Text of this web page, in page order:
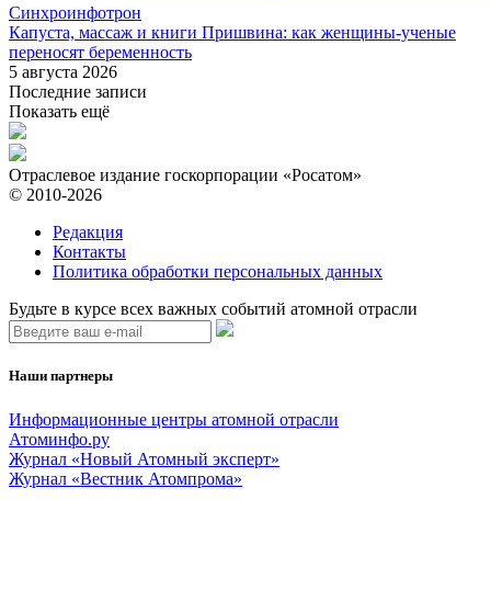
Синхроинфотрон
Капуста, массаж и книги Пришвина: как женщины-ученые
переносят беременность
5 августа 2026
Последние записи
Показать ещё
Отраслевое издание госкорпорации «Росатом»
© 2010-2026
Редакция
Контакты
Политика обработки персональных данных
Будьте в курсе всех важных событий атомной отрасли
Наши партнеры
Информационные центры атомной отрасли
Атоминфо.ру
Журнал «Новый Атомный эксперт»
Журнал «Вестник Атомпрома»